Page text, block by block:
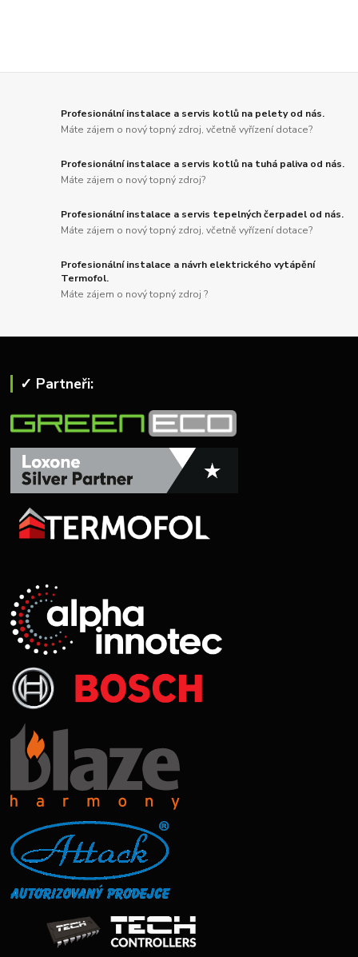
Profesionální instalace a servis kotlů na pelety od nás.
Máte zájem o nový topný zdroj, včetně vyřízení dotace?
Profesionální instalace a servis kotlů na tuhá paliva od nás.
Máte zájem o nový topný zdroj?
Profesionální instalace a servis tepelných čerpadel od nás.
Máte zájem o nový topný zdroj, včetně vyřízení dotace?
Profesionální instalace a návrh elektrického vytápění
Termofol.
Máte zájem o nový topný zdroj ?
✓ Partneři: